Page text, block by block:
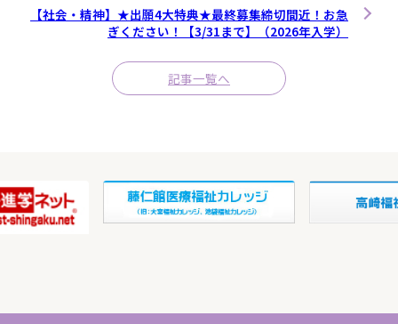
【社会・精神】★出願4大特典★最終募集締切間近！お急
ぎください！【3/31まで】（2026年入学）
記事一覧へ